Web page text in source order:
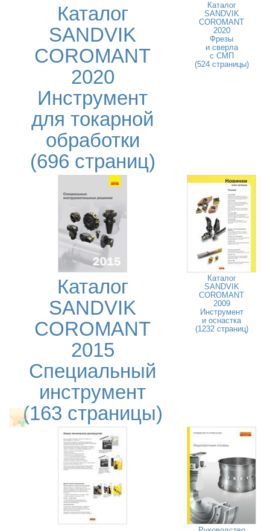
Каталог
SANDVIK
COROMANT
2020
Инструмент
для токарной
обработки
(696 страниц)
Каталог
SANDVIK
COROMANT
2020
Фрезы
и сверла
с СМП
(524 страницы)
Каталог
SANDVIK
COROMANT
2015
Специальный
инструмент
(163 страницы)
Каталог
SANDVIK
COROMANT
2009
Инструмент
и оснастка
(1232 страниц)